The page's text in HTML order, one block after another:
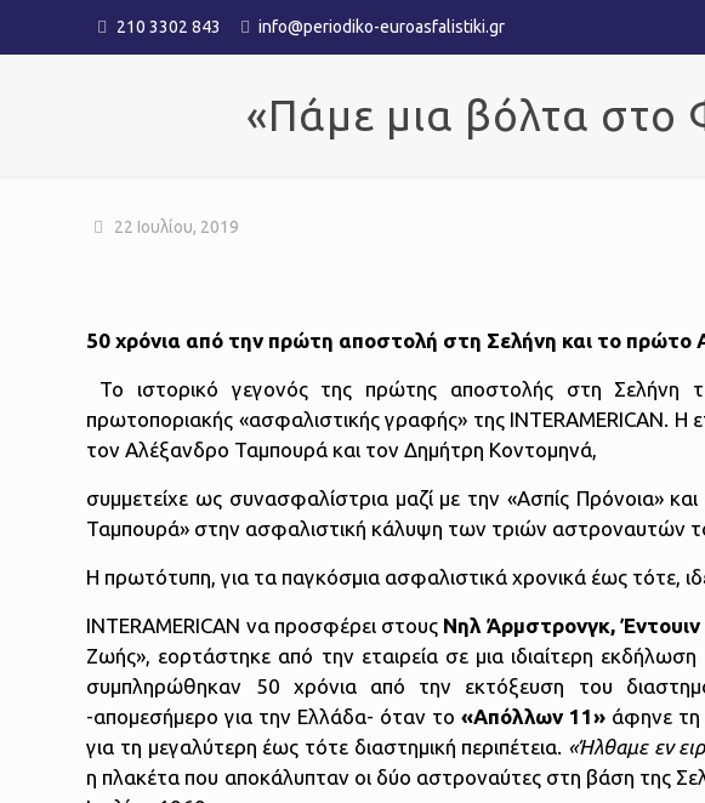
210 3302 843 info@periodiko-euroasfalistiki.gr
«Πάμε μια βόλτα στο
22 Ιουλίου, 2019
50 χρόνια από την πρώτη αποστολή στη Σελήνη και το
Το ιστορικό γεγονός της πρώτης αποστολής στη
πρωτοποριακής «ασφαλιστικής γραφής» της INTERAMERICAN. Η
τον Αλέξανδρο Ταμπουρά και τον Δημήτρη Κοντομηνά,
συμμετείχε ως συνασφαλίστρια μαζί με την «Ασπίς Πρόνοια»
Ταμπουρά» στην ασφαλιστική κάλυψη των τριών αστροναυτών
Η πρωτότυπη, για τα παγκόσμια ασφαλιστικά χρονικά έως τότε,
INTERAMERICAN να προσφέρει στους Νηλ Άρμστρονγκ,
Ζωής», εορτάστηκε από την εταιρεία σε μια ιδιαίτερη
συμπληρώθηκαν 50 χρόνια από την εκτόξευση του
-απομεσήμερο για την Ελλάδα- όταν το«Απόλλων 11»άφηνε τη
για τη μεγαλύτερη έως τότε διαστημική περιπέτεια. «Ήλθαμε εν
η πλακέτα που αποκάλυπταν οι δύο αστροναύτες στη βάση της